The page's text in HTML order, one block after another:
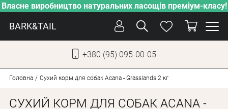
Власне виробництво натуральних ласощів преміум-класу!
BARK&TAIL
+380 (95) 095-00-05
СОБАКИ
Головна Сухий корм для собак Acana - Grasslands 2 кг
СУХИЙ КОРМ ДЛЯ СОБАК ACANA -